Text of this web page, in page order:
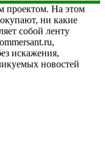
проектом. На этом
ни какие
собой ленту
искажения,
новостей